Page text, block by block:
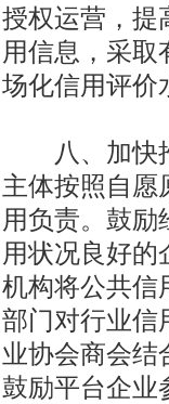
授权运营，提
用信息，采
场化信用评价
八、加快推
主体按照自愿
用负责。鼓
用状况良好
机构将公共信
部门对行业信
业协会商会结
鼓励平台企业